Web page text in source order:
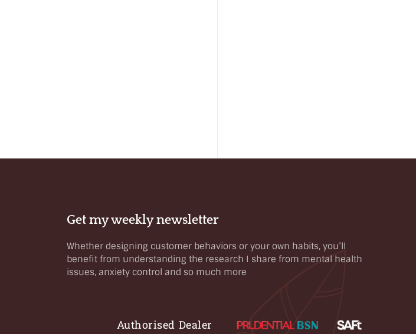
Get my weekly newsletter
Whether designing customer behaviors or your own habits, you’ll
benefit from understanding the research I share from mental health
issues, anxiety control and so much more
Authorised Dealer